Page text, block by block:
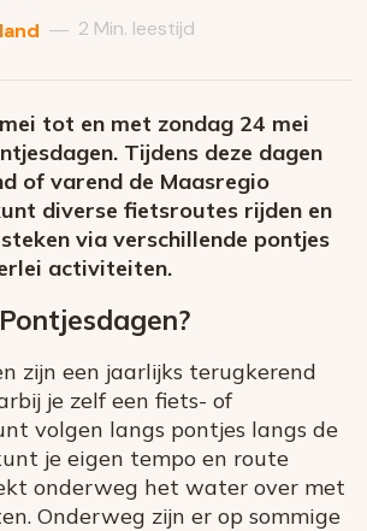
— 2 Min. leestijd
tot en met zondag 24 mei
Tijdens deze dagen
of varend de Maasregio
diverse fietsroutes rijden en
via verschillende pontjes
activiteiten.
zijn een jaarlijks terugkerend
je zelf een fiets- of
volgen langs pontjes langs de
je eigen tempo en route
onderweg het water over met
Onderweg zijn er op sommige